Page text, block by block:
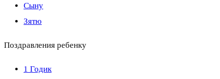
Сыну
Зятю
Поздравления ребенку
1 Годик